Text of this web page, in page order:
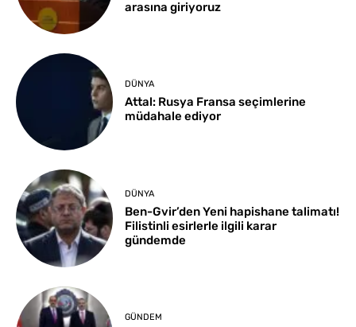
arasına giriyoruz
DÜNYA
Attal: Rusya Fransa seçimlerine
müdahale ediyor
DÜNYA
Ben-Gvir’den Yeni hapishane talimatı!
Filistinli esirlerle ilgili karar
gündemde
GÜNDEM